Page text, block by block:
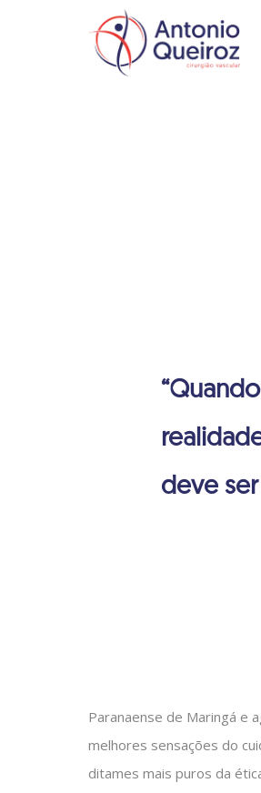
deve
Paranaense de Maringá e
melhores sensações do
ditames mais puros da